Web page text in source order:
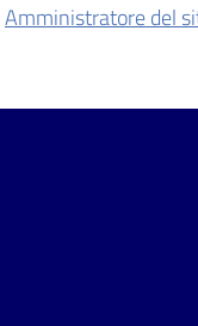
Amministratore del